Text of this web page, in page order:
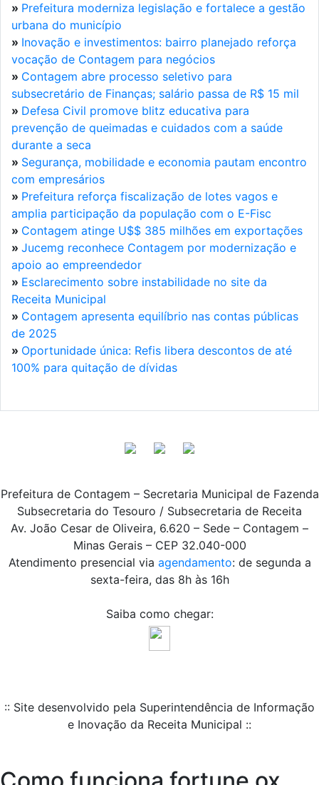
» Prefeitura moderniza legislação e fortalece a gestão
urbana do município
» Inovação e investimentos: bairro planejado reforça
vocação de Contagem para negócios
» Contagem abre processo seletivo para
subsecretário de Finanças; salário passa de R$ 15 mil
» Defesa Civil promove blitz educativa para
prevenção de queimadas e cuidados com a saúde
durante a seca
» Segurança, mobilidade e economia pautam encontro
com empresários
» Prefeitura reforça fiscalização de lotes vagos e
amplia participação da população com o E-Fisc
» Contagem atinge U$$ 385 milhões em exportações
» Jucemg reconhece Contagem por modernização e
apoio ao empreendedor
» Esclarecimento sobre instabilidade no site da
Receita Municipal
» Contagem apresenta equilíbrio nas contas públicas
de 2025
» Oportunidade única: Refis libera descontos de até
100% para quitação de dívidas
Prefeitura de Contagem – Secretaria Municipal de Fazenda
Subsecretaria do Tesouro / Subsecretaria de Receita
Av. João Cesar de Oliveira, 6.620 – Sede – Contagem –
Minas Gerais – CEP 32.040-000
Atendimento presencial via agendamento: de segunda a
sexta-feira, das 8h às 16h
Saiba como chegar:
:: Site desenvolvido pela Superintendência de Informação
e Inovação da Receita Municipal ::